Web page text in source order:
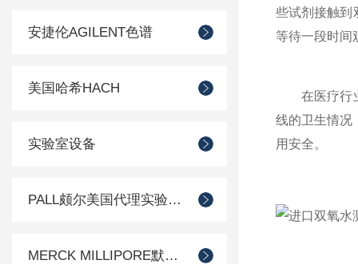
安捷伦AGILENT色谱
美国哈希HACH
实验室设备
PALL颇尔美国代理实验室过滤产品
MERCK MILLIPORE默克密理博产品
些试剂接触到
等待一段时间
在医疗行业
线的卫生情况
用安全。